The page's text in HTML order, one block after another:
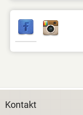
Kontakt